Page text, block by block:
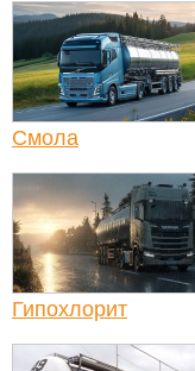
Смола
Гипохлорит